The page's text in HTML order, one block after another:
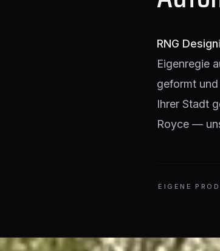
RNG Design
Eigenregie
geformt
Ihrer Stadt
Royce —
EIGENE